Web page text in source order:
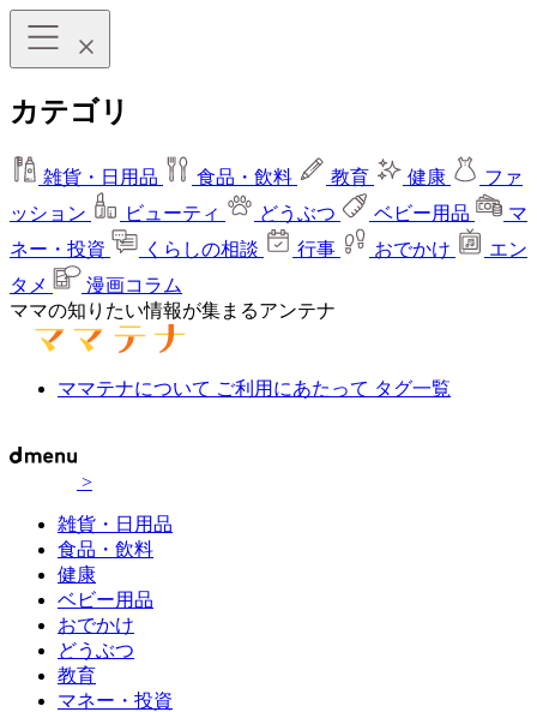
カテゴリ
雑貨・日用品 食品・飲料 教育 健康
ファ
ッション
ビューティ どうぶつ ベビー用品
マ
ネー・投資
くらしの相談 行事 おでかけ
エン
タメ
漫画コラム
ママの知りたい情報が集まるアンテナ
ママテナについて ご利用にあたって タグ一覧
>
雑貨・日用品
食品・飲料
健康
ベビー用品
おでかけ
どうぶつ
教育
マネー・投資